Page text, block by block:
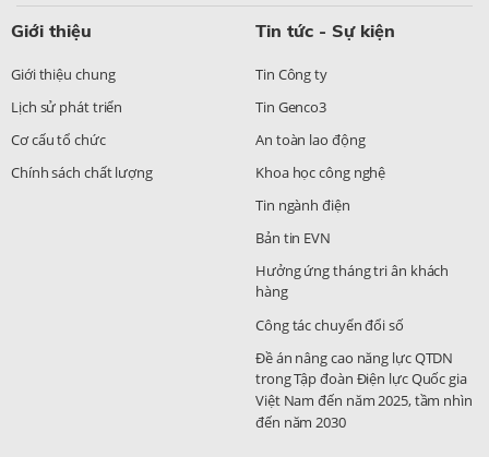
Giới thiệu
Giới thiệu chung
Lịch sử phát triển
Cơ cấu tổ chức
Chính sách chất lượng
Tin tức - Sự kiện
Tin Công ty
Tin Genco3
An toàn lao động
Khoa học công nghệ
Tin ngành điện
Bản tin EVN
Hưởng ứng tháng tri ân khách
hàng
Công tác chuyển đổi số
Đề án nâng cao năng lực QTDN
trong Tập đoàn Điện lực Quốc gia
Việt Nam đến năm 2025, tầm nhìn
đến năm 2030